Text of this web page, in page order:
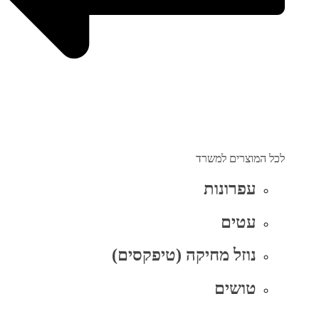
לכל המוצרים למשרד
עפרונות
עטים
נוזל מחיקה (טיפקסים)
טושים